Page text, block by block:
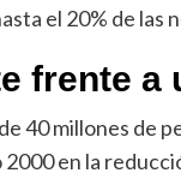
el 20% de las
frente a
40 millones de
en la